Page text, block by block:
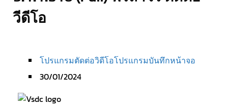
วีดีโอ
โปรแกรมตัดต่อวิดีโอโปรแกรมบันทึกหน้าจอ
30/01/2024